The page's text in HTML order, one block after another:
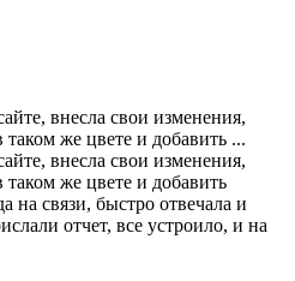
внесла свои изменения,
же цвете и добавить ...
внесла свои изменения,
же цвете и добавить
на связи, быстро отвечала и
отчет, все устроило, и на